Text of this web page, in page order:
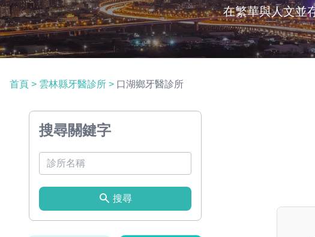
在繁華與人文並
首頁 > 雲林縣牙醫診所 > 口湖鄉牙醫診所
搜尋關鍵字
搜尋